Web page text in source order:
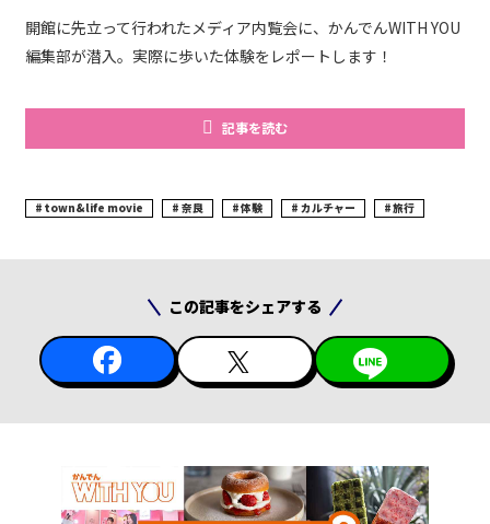
開館に先立って行われたメディア内覧会に、かんでんWITH YOU
編集部が潜入。実際に歩いた体験をレポートします！
記事を読む
town&life movie 奈良 体験 カルチャー 旅行
この記事をシェアする